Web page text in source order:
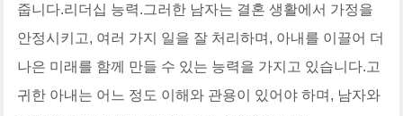
줍니다.리더십 능력.그러한 남자는 결혼 생활에서 가정을
안정시키고, 여러 가지 일을 잘 처리하며, 아내를 이끌어 더
나은 미래를 함께 만들 수 있는 능력을 가지고 있습니다.고
귀한 아내는 어느 정도 이해와 관용이 있어야 하며, 남자와